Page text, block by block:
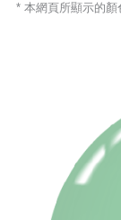
* 本網頁所顯示的